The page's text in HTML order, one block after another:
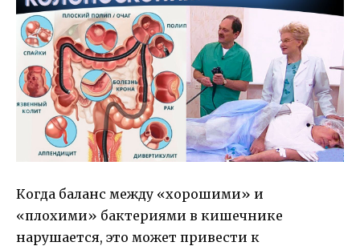
Когда баланс между «хорошими» и
«плохими» бактериями в кишечнике
нарушается, это может привести к